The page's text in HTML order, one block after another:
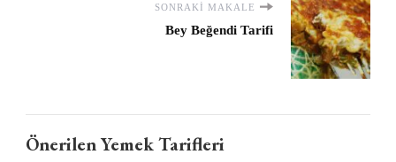
SONRAKI MAKALE
Bey Beğendi Tarifi
Önerilen Yemek Tarifleri